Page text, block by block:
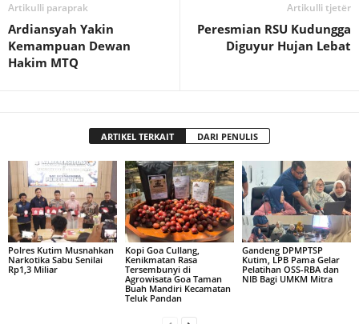
Artikulli paraprak
Ardiansyah Yakin
Kemampuan Dewan
Hakim MTQ
Artikulli tjetër
Peresmian RSU Kudungga
Diguyur Hujan Lebat
ARTIKEL TERKAIT DARI PENULIS
Polres Kutim Musnahkan
Narkotika Sabu Senilai
Rp1,3 Miliar
Kopi Goa Cullang,
Kenikmatan Rasa
Tersembunyi di
Agrowisata Goa Taman
Buah Mandiri Kecamatan
Teluk Pandan
Gandeng DPMPTSP
Kutim, LPB Pama Gelar
Pelatihan OSS-RBA dan
NIB Bagi UMKM Mitra